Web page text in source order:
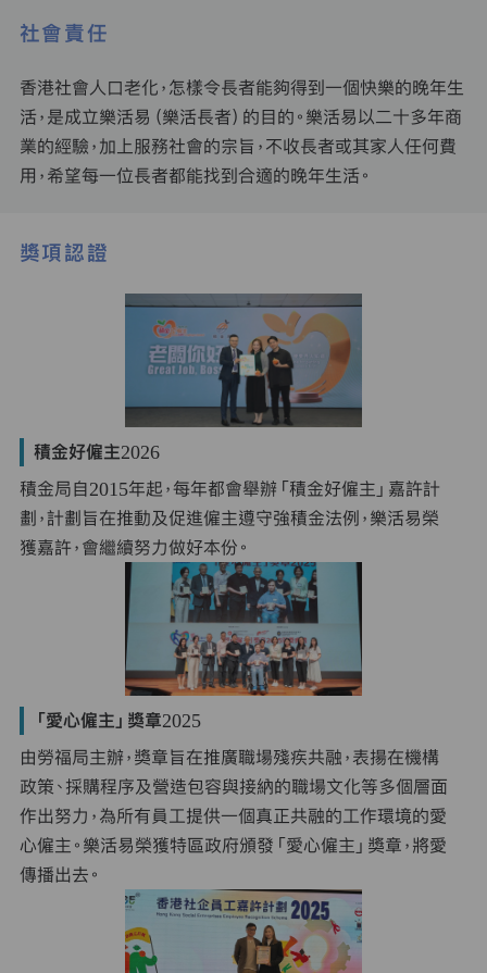
社會責任
香港社會人口老化，怎樣令長者能夠得到一個快樂的晚年生
活，是成立樂活易（樂活長者）的目的。樂活易以二十多年商
業的經驗，加上服務社會的宗旨，不收長者或其家人任何費
用，希望每一位長者都能找到合適的晚年生活。
獎項認證
積金好僱主2026
積金局自2015年起，每年都會舉辦「積金好僱主」嘉許計
劃，計劃旨在推動及促進僱主遵守強積金法例，樂活易榮
獲嘉許，會繼續努力做好本份。
「愛心僱主」獎章2025
由勞福局主辦，獎章旨在推廣職場殘疾共融，表揚在機構
政策、採購程序及營造包容與接納的職場文化等多個層面
作出努力，為所有員工提供一個真正共融的工作環境的愛
心僱主。樂活易榮獲特區政府頒發「愛心僱主」獎章，將愛
傳播出去。